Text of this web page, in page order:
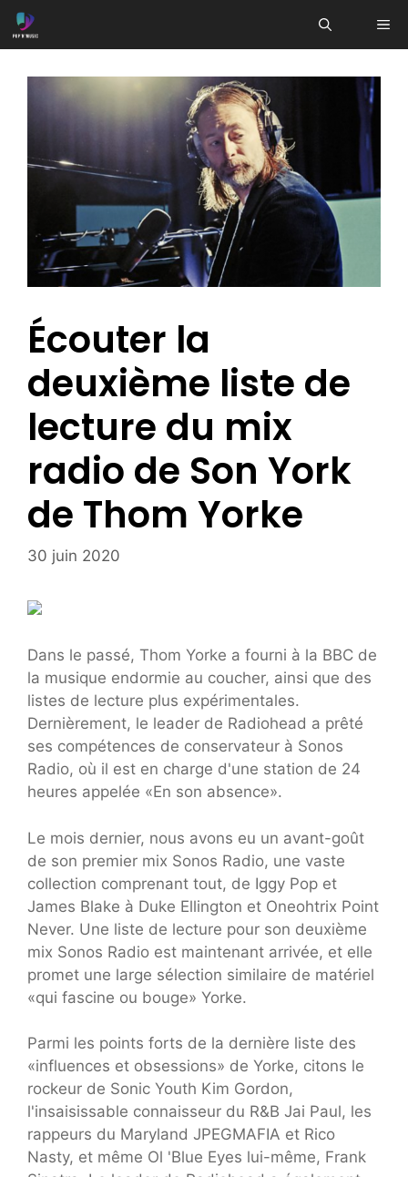
Aller
au
Écouter la
deuxième liste de
lecture du mix
radio de Son York
de Thom Yorke
30 juin 2020
Dans le passé, Thom Yorke a fourni à la BBC de
la musique endormie au coucher, ainsi que des
listes de lecture plus expérimentales.
Dernièrement, le leader de Radiohead a prêté
ses compétences de conservateur à Sonos
Radio, où il est en charge d'une station de 24
heures appelée «En son absence».
Le mois dernier, nous avons eu un avant-goût
de son premier mix Sonos Radio, une vaste
collection comprenant tout, de Iggy Pop et
James Blake à Duke Ellington et Oneohtrix Point
Never. Une liste de lecture pour son deuxième
mix Sonos Radio est maintenant arrivée, et elle
promet une large sélection similaire de matériel
«qui fascine ou bouge» Yorke.
Parmi les points forts de la dernière liste des
«influences et obsessions» de Yorke, citons le
rockeur de Sonic Youth Kim Gordon,
l'insaisissable connaisseur du R&B Jai Paul, les
rappeurs du Maryland JPEGMAFIA et Rico
Nasty, et même Ol 'Blue Eyes lui-même, Frank